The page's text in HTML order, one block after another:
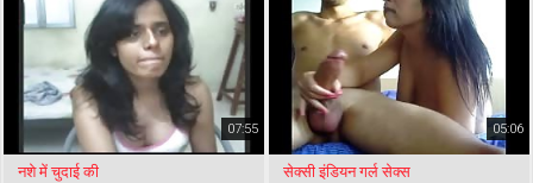
07:55
नशे में चुदाई की
05:06
सेक्सी इंडियन गर्ल सेक्स